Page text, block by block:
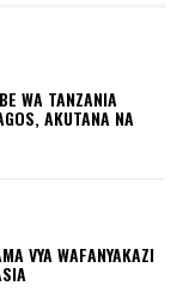
WA TANZANIA
AKUTANA NA
VYA WAFANYAKAZI